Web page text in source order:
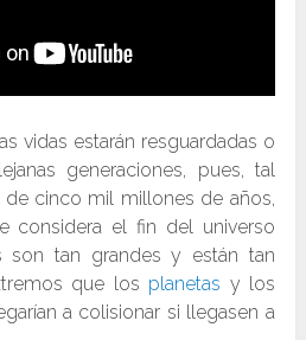
vidas estarán resguardadas o
generaciones, pues, tal
cinco mil millones de años,
considera el fin del universo
son tan grandes y están tan
que los planetas y los
a colisionar si llegasen a